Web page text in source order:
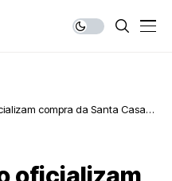
compra da Santa Casa